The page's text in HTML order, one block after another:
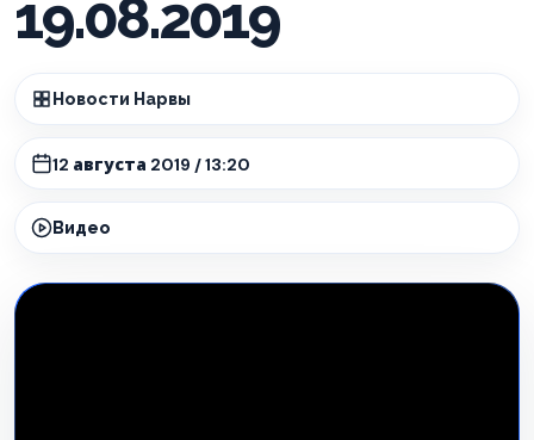
19.08.2019
Новости Нарвы
12 августа 2019 / 13:20
Видео